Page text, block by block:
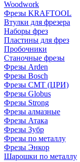
Woodwork
Фрезы KRAFTOOL
Втулки для фрезера
Наборы фрез
Пластины для фрез
Пробочники
Станочные фрезы
Фрезы Arden
Фрезы Bosch
Фрезы CMT (ЦРИ)
Фрезы Globus
Фрезы Strong
Фрезы алмазные
Фрезы Атака
Фрезы Зубр
Фрезы по металлу
Фрезы Энкор
Шарошки по металлу